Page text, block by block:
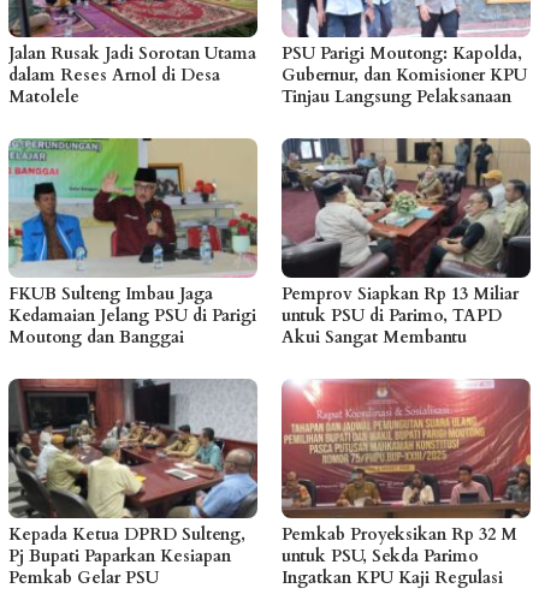
Jalan Rusak Jadi Sorotan Utama
dalam Reses Arnol di Desa
Matolele
PSU Parigi Moutong: Kapolda,
Gubernur, dan Komisioner KPU
Tinjau Langsung Pelaksanaan
FKUB Sulteng Imbau Jaga
Kedamaian Jelang PSU di Parigi
Moutong dan Banggai
Pemprov Siapkan Rp 13 Miliar
untuk PSU di Parimo, TAPD
Akui Sangat Membantu
Kepada Ketua DPRD Sulteng,
Pj Bupati Paparkan Kesiapan
Pemkab Gelar PSU
Pemkab Proyeksikan Rp 32 M
untuk PSU, Sekda Parimo
Ingatkan KPU Kaji Regulasi